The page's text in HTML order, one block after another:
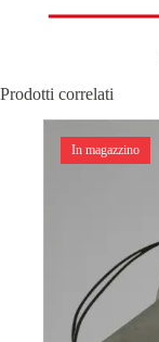
Prodotti correlati
In magazzino